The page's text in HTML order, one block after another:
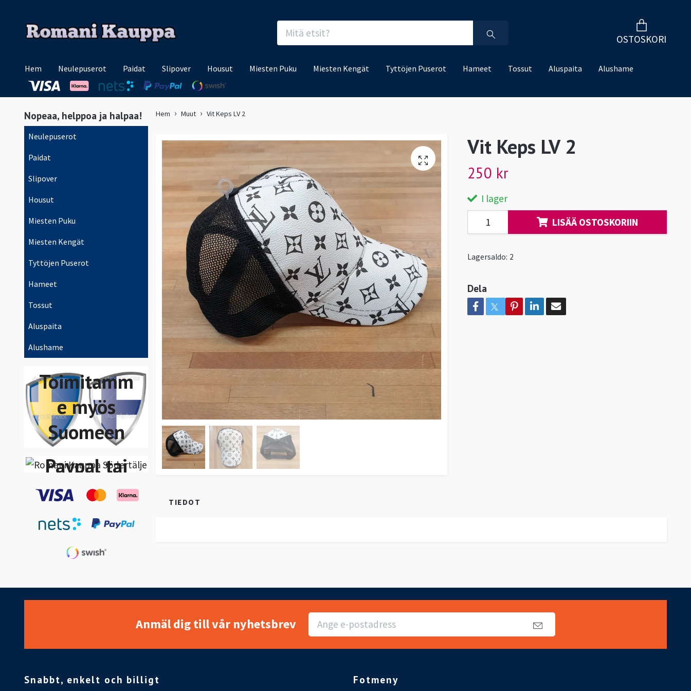
OSTOSKORI
Hem Neulepuserot Paidat Slipover Housut Miesten Puku Miesten Kengät Tyttöjen Puserot Hameet Tossut Aluspaita Alushame
Nopeaa, helppoa ja halpaa!
Neulepuserot
Paidat
Slipover
Housut
Miesten Puku
Miesten Kengät
Tyttöjen Puserot
Hameet
Tossut
Aluspaita
Alushame
Toimitamm
e myös
Suomeen
Voit maksaa
Swish,
VISA/Maste
rCard
Bankgiro,
Paypal tai
Klarna
Lasku-
Maksa 30
päivän
kuluessa
Hem Muut Vit Keps LV 2
Vit Keps LV 2
250 kr
I lager
LISÄÄ OSTOSKORIIN
Lagersaldo: 2
Dela
TIEDOT
Anmäl dig till vår nyhetsbrev
Snabbt, enkelt och billigt Fotmeny